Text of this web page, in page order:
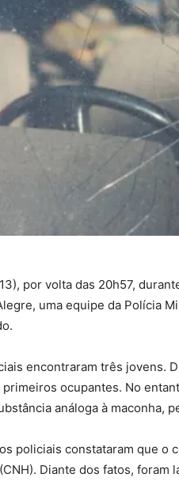
por volta das 20h57,
uma equipe da Polícia
encontraram três jovens.
ocupantes. No
análoga à maconha,
policiais constataram que o
Diante dos fatos, foram